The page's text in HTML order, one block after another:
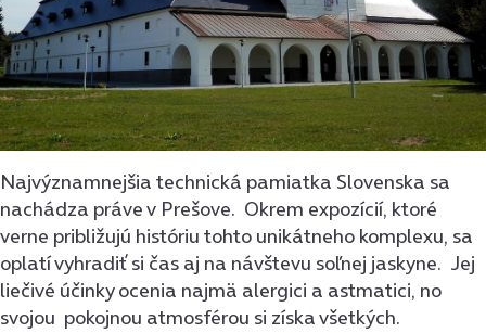
Najvýznamnejšia technická pamiatka Slovenska sa
nachádza práve v Prešove. Okrem expozícií, ktoré
verne približujú históriu tohto unikátneho komplexu, sa
oplatí vyhradiť si čas aj na návštevu soľnej jaskyne. Jej
liečivé účinky ocenia najmä alergici a astmatici, no
svojou pokojnou atmosférou si získa všetkých.